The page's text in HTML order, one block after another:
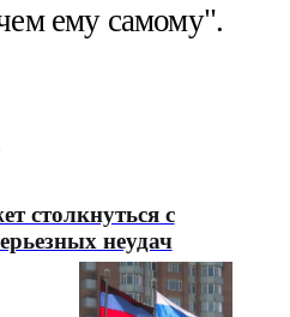
ему самому".
столкнуться с
неудач